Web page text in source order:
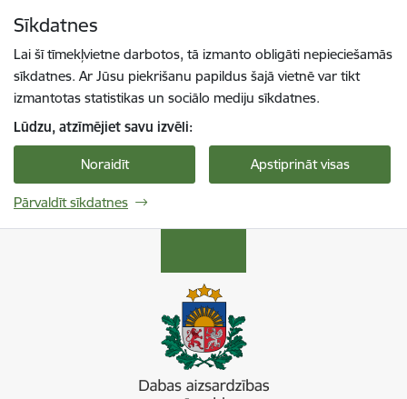
Sīkdatnes
Lai šī tīmekļvietne darbotos, tā izmanto obligāti nepieciešamās
sīkdatnes. Ar Jūsu piekrišanu papildus šajā vietnē var tikt
izmantotas statistikas un sociālo mediju sīkdatnes.
Lūdzu, atzīmējiet savu izvēli:
Noraidīt Apstiprināt visas
Pārvaldīt sīkdatnes